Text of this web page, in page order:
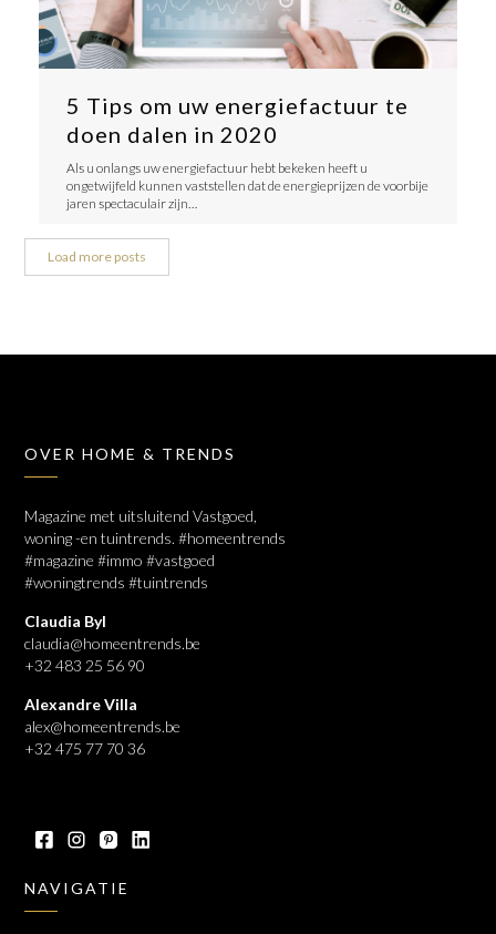
5 Tips om uw energiefactuur te
doen dalen in 2020
Als u onlangs uw energiefactuur hebt bekeken heeft u
ongetwijfeld kunnen vaststellen dat de energieprijzen de voorbije
jaren spectaculair zijn…
Load more posts
OVER HOME & TRENDS
Magazine met uitsluitend Vastgoed,
woning -en tuintrends. #homeentrends
#magazine #immo #vastgoed
#woningtrends #tuintrends
Claudia Byl
claudia@homeentrends.be
+32 483 25 56 90
Alexandre Villa
alex@homeentrends.be
+32 475 77 70 36
NAVIGATIE